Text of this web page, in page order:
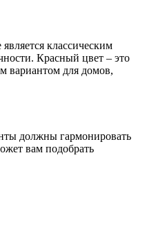
классическим
Красный цвет – это
вариантом для домов,
должны гармонировать
вам подобрать